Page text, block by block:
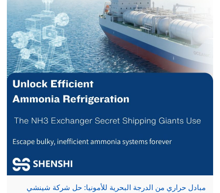
مبادل حراري من الدرجة البحرية للأمونيا: حل شركة شينشي